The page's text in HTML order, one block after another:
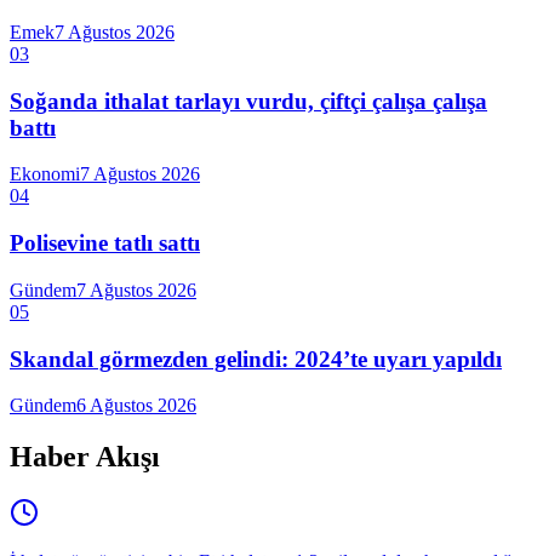
Emek7 Ağustos 2026
03
Soğanda ithalat tarlayı vurdu, çiftçi çalışa çalışa
battı
Ekonomi7 Ağustos 2026
04
Polisevine tatlı sattı
Gündem7 Ağustos 2026
05
Skandal görmezden gelindi: 2024’te uyarı yapıldı
Gündem6 Ağustos 2026
Haber Akışı